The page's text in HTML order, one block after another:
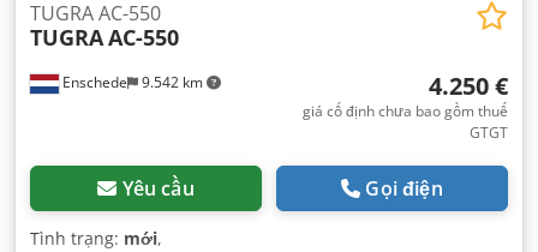
Enschede 9.542 km
TUGRA AC-550
TUGRAAC-550
4.250 €
giá cố định chưa bao gồm thuế
GTGT
Yêu cầu Gọi điện
Tình trạng: mới,